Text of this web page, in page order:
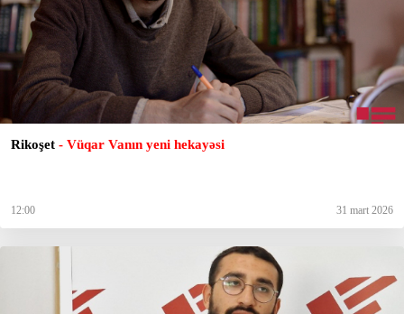
Rikoşet - Vüqar Vanın yeni hekayəsi
12:00 31 mart 2026